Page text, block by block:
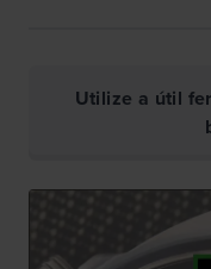
Utilize a útil